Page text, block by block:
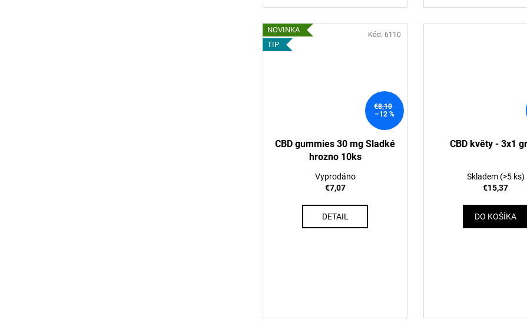
NOVINKA
TIP
€8,10
–12 %
CBD gummies 30 mg Sladké
hrozno 10ks
Vyprodáno
€7,07
DETAIL
Kód:6110
CBD květy - 3x1
Skladem (>5 ks)
€15,37
DO KOŠÍKA